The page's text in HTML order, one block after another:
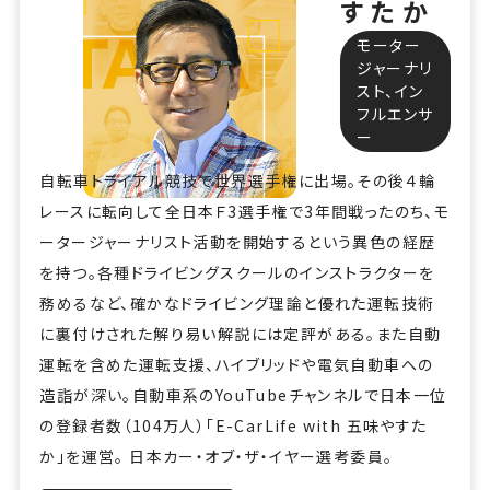
すたか
モーター
ジャーナリ
スト、イン
フルエンサ
ー
自転車トライアル競技で世界選手権に出場。その後４輪
レースに転向して全日本Ｆ3選手権で3年間戦ったのち、モ
ータージャーナリスト活動を開始するという異色の経歴
を持つ。各種ドライビングスクールのインストラクターを
務めるなど、確かなドライビング理論と優れた運転技術
に裏付けされた解り易い解説には定評がある。また自動
運転を含めた運転支援、ハイブリッドや電気自動車への
造詣が深い。自動車系のYouTubeチャンネルで日本一位
の登録者数（104万人）「E-CarLife with 五味やすた
か」を運営。 日本カー・オブ・ザ・イヤー選考委員。